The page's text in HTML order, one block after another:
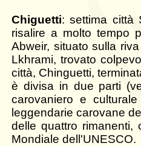
Chiguetti: settima città
risalire a molto tempo
Abweir, situato sulla
Lkhrami, trovato
città, Chinguetti,
è divisa in due parti
carovaniero e
leggendarie carovane
delle quattro
Mondiale dell'UNESCO.